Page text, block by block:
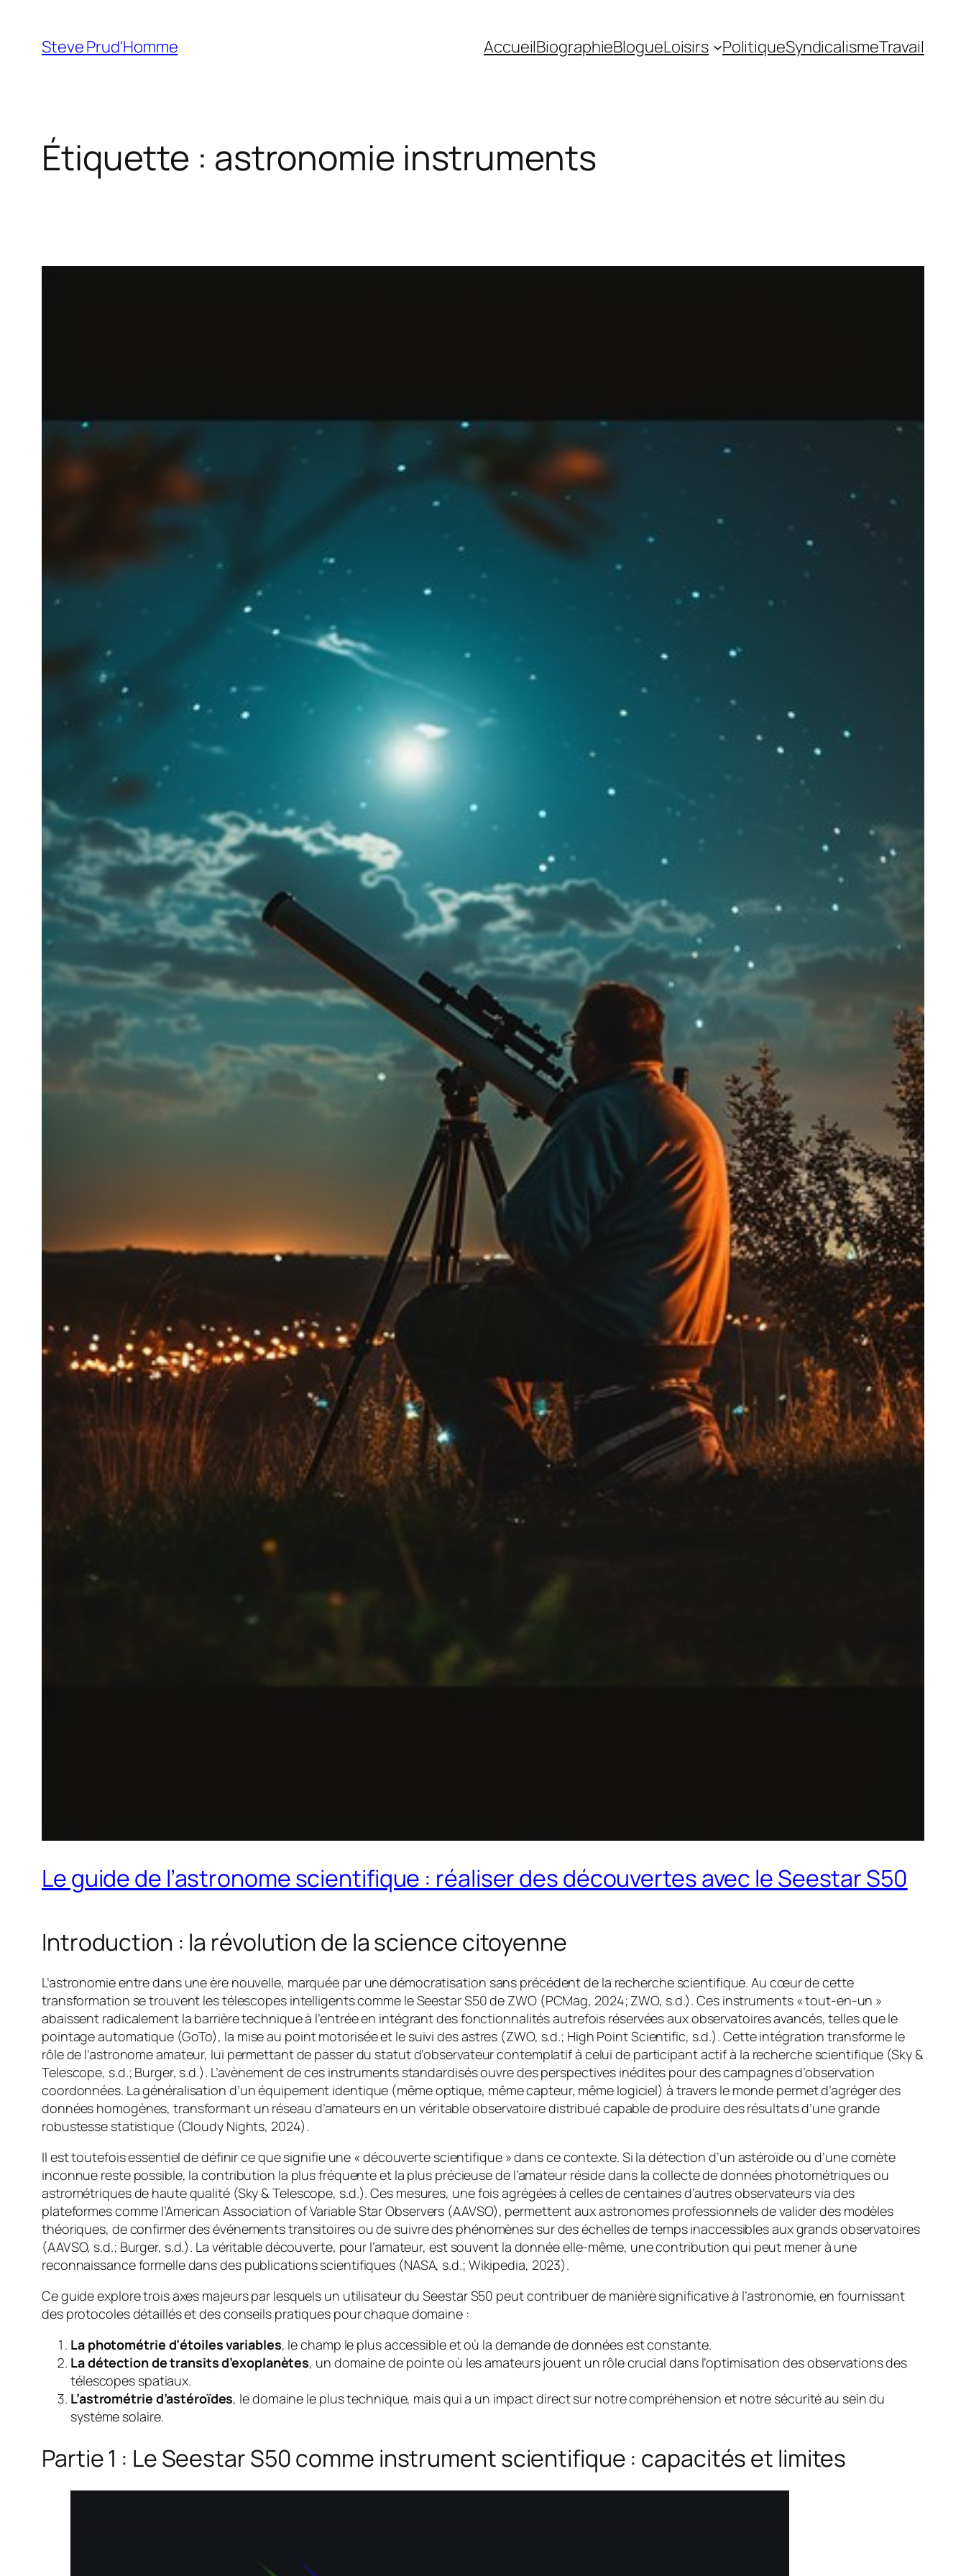
contenu
Steve Prud'Homme AccueilBiographieBlogueLoisirs PolitiqueSyndicalismeTravail
Étiquette : astronomie instruments
Le guide de l’astronome scientifique : réaliser des découvertes avec le Seestar S50
Introduction : la révolution de la science citoyenne
L’astronomie entre dans une ère nouvelle, marquée par une démocratisation sans précédent de la recherche scientifique. Au cœur de cette
transformation se trouvent les télescopes intelligents comme le Seestar S50 de ZWO (PCMag, 2024; ZWO, s.d.). Ces instruments « tout-en-un »
abaissent radicalement la barrière technique à l’entrée en intégrant des fonctionnalités autrefois réservées aux observatoires avancés, telles que le
pointage automatique (GoTo), la mise au point motorisée et le suivi des astres (ZWO, s.d.; High Point Scientific, s.d.). Cette intégration transforme le
rôle de l’astronome amateur, lui permettant de passer du statut d’observateur contemplatif à celui de participant actif à la recherche scientifique (Sky &
Telescope, s.d.; Burger, s.d.). L’avènement de ces instruments standardisés ouvre des perspectives inédites pour des campagnes d’observation
coordonnées. La généralisation d’un équipement identique (même optique, même capteur, même logiciel) à travers le monde permet d’agréger des
données homogènes, transformant un réseau d’amateurs en un véritable observatoire distribué capable de produire des résultats d’une grande
robustesse statistique (Cloudy Nights, 2024).
Il est toutefois essentiel de définir ce que signifie une « découverte scientifique » dans ce contexte. Si la détection d’un astéroïde ou d’une comète
inconnue reste possible, la contribution la plus fréquente et la plus précieuse de l’amateur réside dans la collecte de données photométriques ou
astrométriques de haute qualité (Sky & Telescope, s.d.). Ces mesures, une fois agrégées à celles de centaines d’autres observateurs via des
plateformes comme l’American Association of Variable Star Observers (AAVSO), permettent aux astronomes professionnels de valider des modèles
théoriques, de confirmer des événements transitoires ou de suivre des phénomènes sur des échelles de temps inaccessibles aux grands observatoires
(AAVSO, s.d.; Burger, s.d.). La véritable découverte, pour l’amateur, est souvent la donnée elle-même, une contribution qui peut mener à une
reconnaissance formelle dans des publications scientifiques (NASA, s.d.; Wikipedia, 2023).
Ce guide explore trois axes majeurs par lesquels un utilisateur du Seestar S50 peut contribuer de manière significative à l’astronomie, en fournissant
des protocoles détaillés et des conseils pratiques pour chaque domaine :
La photométrie d’étoiles variables, le champ le plus accessible et où la demande de données est constante.
La détection de transits d’exoplanètes, un domaine de pointe où les amateurs jouent un rôle crucial dans l’optimisation des observations des
télescopes spatiaux.
L’astrométrie d’astéroïdes, le domaine le plus technique, mais qui a un impact direct sur notre compréhension et notre sécurité au sein du
système solaire.
Partie 1 : Le Seestar S50 comme instrument scientifique : capacités et limites